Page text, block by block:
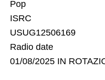
Pop
ISRC
USUG12506169
Radio date
01/08/2025 IN